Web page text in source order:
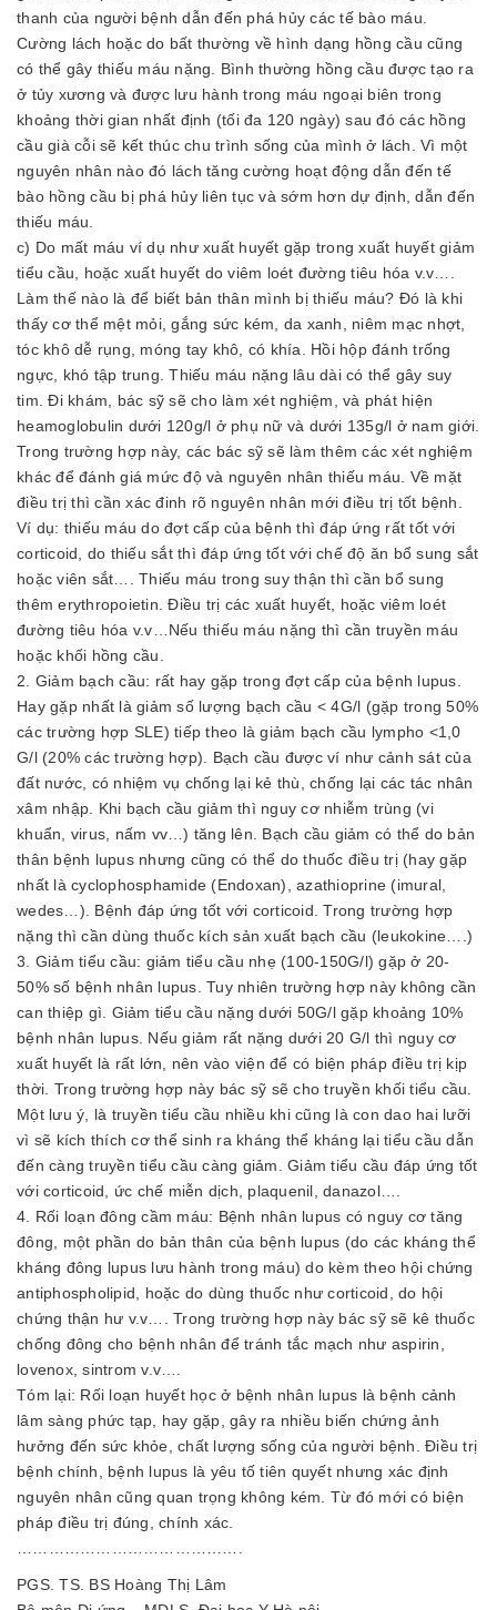
thanh của người bệnh dẫn đến phá hủy các tế bào máu.
Cường lách hoặc do bất thường về hình dạng hồng cầu cũng
có thể gây thiếu máu nặng. Bình thường hồng cầu được tạo ra
ở tủy xương và được lưu hành trong máu ngoại biên trong
khoảng thời gian nhất định (tối đa 120 ngày) sau đó các hồng
cầu già cỗi sẽ kết thúc chu trình sống của mình ở lách. Vì một
nguyên nhân nào đó lách tăng cường hoạt động dẫn đến tế
bào hồng cầu bị phá hủy liên tục và sớm hơn dự định, dẫn đến
thiếu máu.
c) Do mất máu ví dụ như xuất huyết gặp trong xuất huyết giảm
tiểu cầu, hoặc xuất huyết do viêm loét đường tiêu hóa v.v….
Làm thế nào là để biết bản thân mình bị thiếu máu? Đó là khi
thấy cơ thể mệt mỏi, gắng sức kém, da xanh, niêm mạc nhợt,
tóc khô dễ rụng, móng tay khô, có khía. Hồi hộp đánh trống
ngực, khó tập trung. Thiếu máu nặng lâu dài có thể gây suy
tim. Đi khám, bác sỹ sẽ cho làm xét nghiệm, và phát hiện
heamoglobulin dưới 120g/l ở phụ nữ và dưới 135g/l ở nam giới.
Trong trường hợp này, các bác sỹ sẽ làm thêm các xét nghiệm
khác để đánh giá mức độ và nguyên nhân thiếu máu. Về mặt
điều trị thì cần xác đinh rõ nguyên nhân mới điều trị tốt bệnh.
Ví dụ: thiếu máu do đợt cấp của bệnh thì đáp ứng rất tốt với
corticoid, do thiếu sắt thì đáp ứng tốt với chế độ ăn bổ sung sắt
hoặc viên sắt…. Thiếu máu trong suy thận thì cần bổ sung
thêm erythropoietin. Điều trị các xuất huyết, hoặc viêm loét
đường tiêu hóa v.v…Nếu thiếu máu nặng thì cần truyền máu
hoặc khối hồng cầu.
2. Giảm bạch cầu: rất hay gặp trong đợt cấp của bệnh lupus.
Hay gặp nhất là giảm số lượng bạch cầu < 4G/l (gặp trong 50%
các trường hợp SLE) tiếp theo là giảm bạch cầu lympho <1,0
G/l (20% các trường hợp). Bạch cầu được ví như cảnh sát của
đất nước, có nhiệm vụ chống lại kẻ thù, chống lại các tác nhân
xâm nhập. Khi bạch cầu giảm thì nguy cơ nhiễm trùng (vi
khuẩn, virus, nấm vv…) tăng lên. Bạch cầu giảm có thể do bản
thân bệnh lupus nhưng cũng có thể do thuốc điều trị (hay gặp
nhất là cyclophosphamide (Endoxan), azathioprine (imural,
wedes…). Bệnh đáp ứng tốt với corticoid. Trong trường hợp
nặng thì cần dùng thuốc kích sản xuất bạch cầu (leukokine….)
3. Giảm tiểu cầu: giảm tiểu cầu nhẹ (100-150G/l) gặp ở 20-
50% số bệnh nhân lupus. Tuy nhiên trường hợp này không cần
can thiệp gì. Giảm tiểu cầu nặng dưới 50G/l gặp khoảng 10%
bệnh nhân lupus. Nếu giảm rất nặng dưới 20 G/l thì nguy cơ
xuất huyết là rất lớn, nên vào viện để có biện pháp điều trị kịp
thời. Trong trường hợp này bác sỹ sẽ cho truyền khối tiểu cầu.
Một lưu ý, là truyền tiểu cầu nhiều khi cũng là con dao hai lưỡi
vì sẽ kích thích cơ thể sinh ra kháng thể kháng lại tiểu cầu dẫn
đến càng truyền tiểu cầu càng giảm. Giảm tiểu cầu đáp ứng tốt
với corticoid, ức chế miễn dịch, plaquenil, danazol….
4. Rối loạn đông cầm máu: Bệnh nhân lupus có nguy cơ tăng
đông, một phần do bản thân của bệnh lupus (do các kháng thể
kháng đông lupus lưu hành trong máu) do kèm theo hội chứng
antiphospholipid, hoặc do dùng thuốc như corticoid, do hội
chứng thận hư v.v…. Trong trường hợp này bác sỹ sẽ kê thuốc
chống đông cho bệnh nhân để tránh tắc mạch như aspirin,
lovenox, sintrom v.v….
Tóm lại: Rối loạn huyết học ở bệnh nhân lupus là bệnh cảnh
lâm sàng phức tạp, hay gặp, gây ra nhiều biến chứng ảnh
hưởng đến sức khỏe, chất lượng sống của người bệnh. Điều trị
bệnh chính, bệnh lupus là yêu tố tiên quyết nhưng xác định
nguyên nhân cũng quan trọng không kém. Từ đó mới có biện
pháp điều trị đúng, chính xác.
…………………………………….
PGS. TS. BS Hoàng Thị Lâm